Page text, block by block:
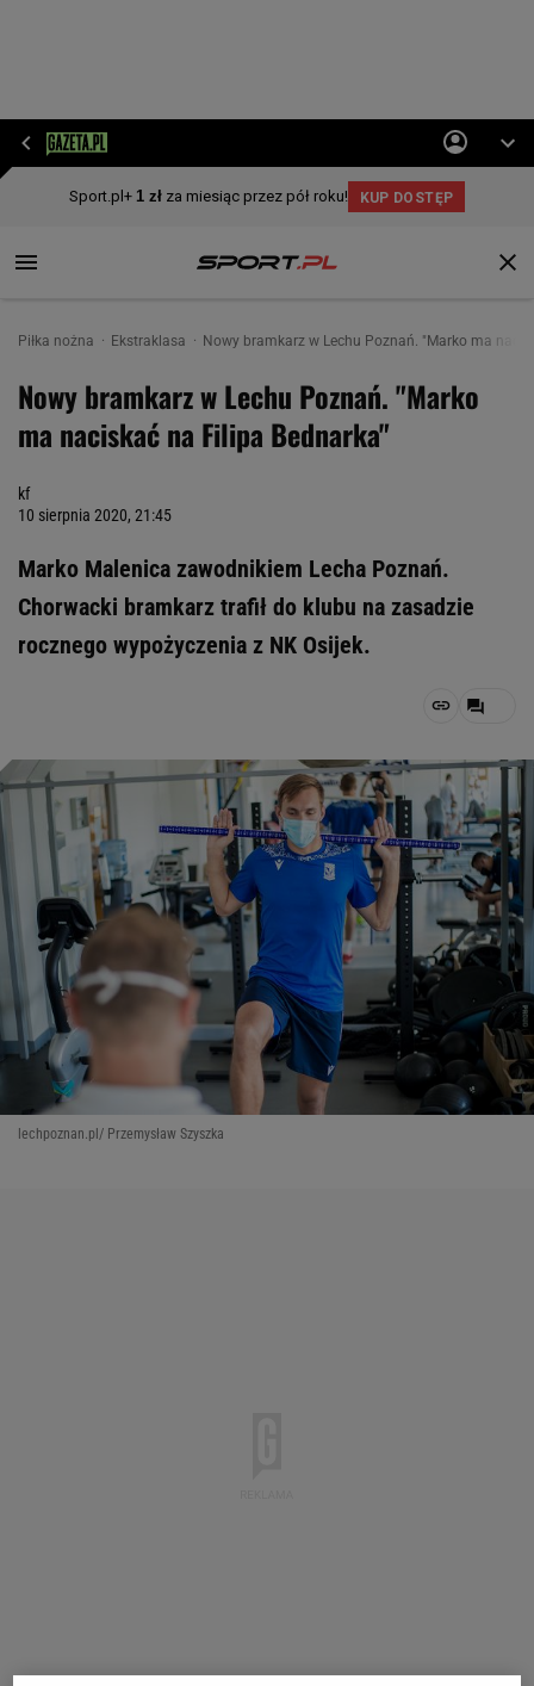
Piłka nożna Ekstraklasa Nowy bramkarz w Lechu Poznań. "Marko ma
Nowy bramkarz w Lechu Poznań. "Marko
ma naciskać na Filipa Bednarka"
kf
10 sierpnia 2020, 21:45
Marko Malenica zawodnikiem Lecha Poznań.
Chorwacki bramkarz trafił do klubu na zasadzie
rocznego wypożyczenia z NK Osijek.
lechpoznan.pl/ Przemysław Szyszka